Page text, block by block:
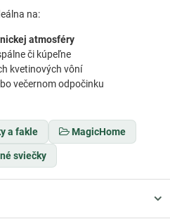
na:
atmosféry
či kúpeľne
kvetinových vôní
večernom odpočinku
a fakle MagicHome
sviečky